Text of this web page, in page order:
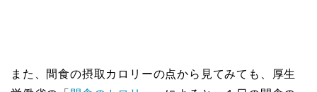
また、間食の摂取カロリーの点から見てみても、厚生